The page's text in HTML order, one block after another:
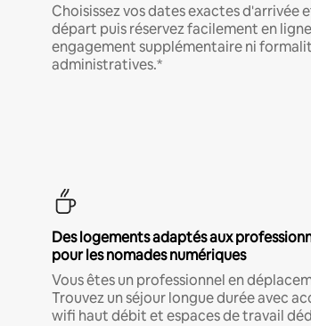
Choisissez vos dates exactes d'arrivée
départ puis réservez facilement en
engagement supplémentaire ni
administratives.*
Des logements adaptés aux
pour les nomades numériques
Vous êtes un professionnel en
Trouvez un séjour longue durée avec
wifi haut débit et espaces de travail